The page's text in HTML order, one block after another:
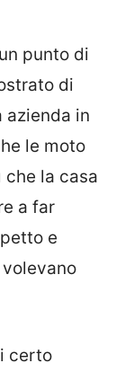
punto di
di
azienda in
le moto
la casa
a far
e
certo